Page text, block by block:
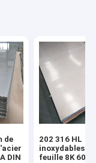
de
DIN
202 316 HL
inoxydables
feuille 8K